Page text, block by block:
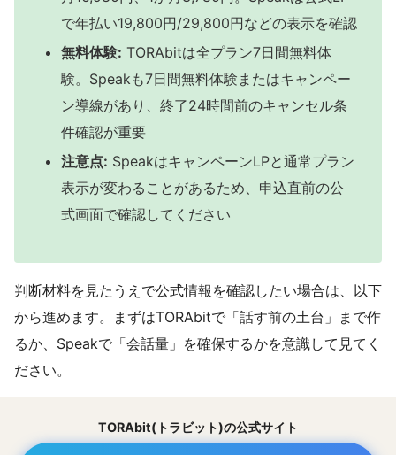
で年払い19,800円/29,800円などの表示を確認
無料体験: TORAbitは全プラン7日間無料体
験。Speakも7日間無料体験またはキャンペー
ン導線があり、終了24時間前のキャンセル条
件確認が重要
注意点: SpeakはキャンペーンLPと通常プラン
表示が変わることがあるため、申込直前の公
式画面で確認してください
判断材料を見たうえで公式情報を確認したい場合は、以下
から進めます。まずはTORAbitで「話す前の土台」まで作
るか、Speakで「会話量」を確保するかを意識して見てく
ださい。
TORAbit(トラビット)の公式サイト